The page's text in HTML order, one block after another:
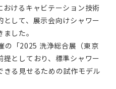
けるキャビテーション技術
して、展示会向けシャワー
した。
の「2025 洗浄総合展（東京
としており、標準シャワー
きる見せるための試作モデル